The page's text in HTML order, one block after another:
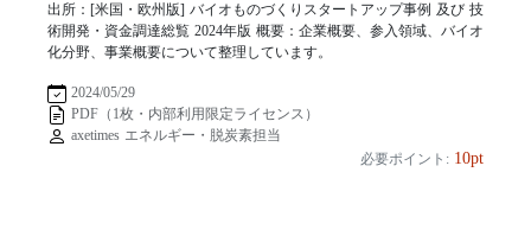
出所：[米国・欧州版] バイオものづくりスタートアップ事例 及び 技
術開発・資金調達総覧 2024年版 概要：企業概要、参入領域、バイオ
化分野、事業概要について整理しています。
2024/05/29
PDF（1枚・内部利用限定ライセンス）
axetimes エネルギー・脱炭素担当
必要ポイント: 10pt